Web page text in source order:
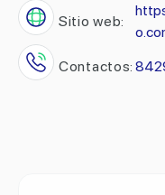
Sitio web:
Contactos: